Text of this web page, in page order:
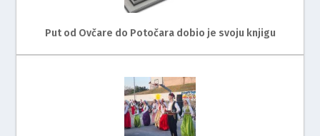
Put od Ovčare do Potočara dobio je svoju knjigu